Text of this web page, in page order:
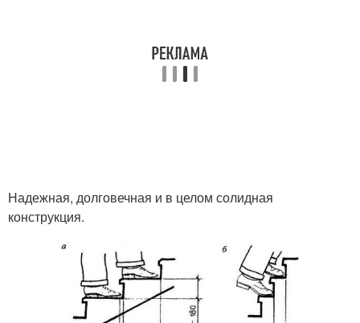
Надежная, долговечная и в целом солидная
конструкция.